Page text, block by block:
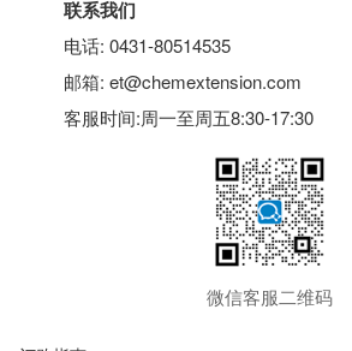
联系我们
电话: 0431-80514535
邮箱: et@chemextension.com
客服时间:周一至周五8:30-17:30
微信客服二维码